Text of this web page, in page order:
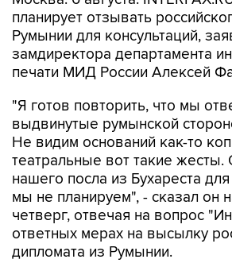
планирует отзывать
Румынии для консультаций,
замдиректора департамента
печати МИД России Алексей
"Я готов повторить, что мы
выдвинутые румынской
Не видим оснований как-то
театральные вот такие жесты.
нашего посла из Бухареста
мы не планируем", - сказал он
четверг, отвечая на вопрос
ответных мерах на высылку
дипломата из Румынии.